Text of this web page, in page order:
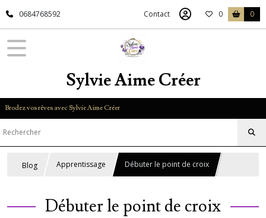
0684768592 Contact 0 0
Sylvie Aime Créer
Brodez vos rêves avec Sylvie Aime Créer
Blog Apprentissage Débuter le point de croix
Débuter le point de croix